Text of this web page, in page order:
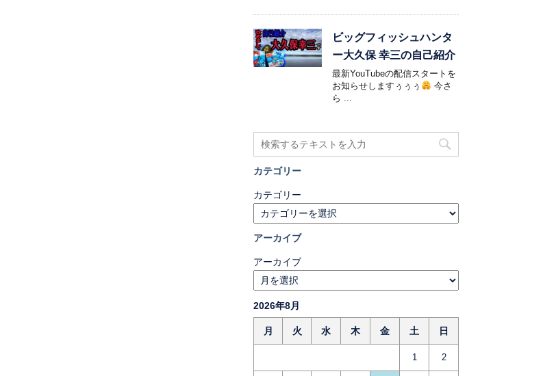
ビッグフィッシュハンタ
ー大久保 幸三の自己紹介
最新YouTubeの配信スタートを
お知らせしますぅぅぅ
今さ
ら ...
カテゴリー
カテゴリー
アーカイブ
アーカイブ
2026年8月
月 火 水 木 金 土 日
1 2